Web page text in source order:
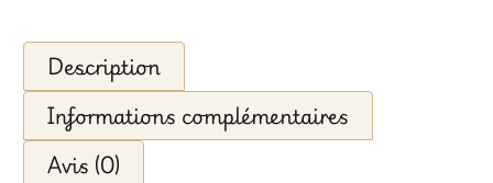
Description
Informations complémentaires
Avis (0)